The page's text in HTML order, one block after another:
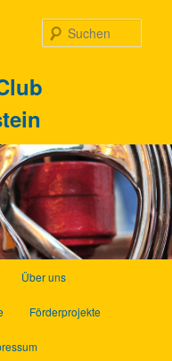
Über uns
Förderprojekte